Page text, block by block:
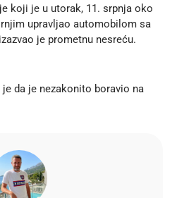
koji je u utorak, 11. srpnja oko
upravljao automobilom sa
je prometnu nesreću.
da je nezakonito boravio na